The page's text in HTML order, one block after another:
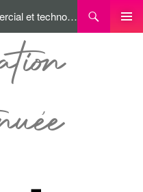
IPEFA Verviers – Ex IPEPS commercial et technologique